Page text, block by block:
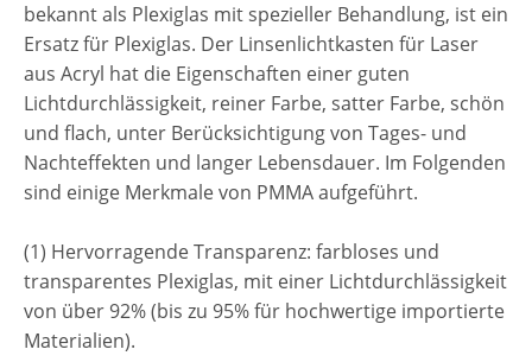
bekannt als Plexiglas mit spezieller Behandlung, ist ein
Ersatz für Plexiglas. Der Linsenlichtkasten für Laser
aus Acryl hat die Eigenschaften einer guten
Lichtdurchlässigkeit, reiner Farbe, satter Farbe, schön
und flach, unter Berücksichtigung von Tages- und
Nachteffekten und langer Lebensdauer. Im Folgenden
sind einige Merkmale von PMMA aufgeführt.
(1) Hervorragende Transparenz: farbloses und
transparentes Plexiglas, mit einer Lichtdurchlässigkeit
von über 92% (bis zu 95% für hochwertige importierte
Materialien).